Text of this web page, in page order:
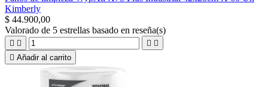
Kimberly
$ 44.900,00
Valorado de 5 estrellas basado en reseña(s)
   
 Añadir al carrito